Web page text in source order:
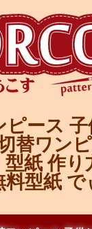
ピース
替ワン
型紙 作り
料型紙